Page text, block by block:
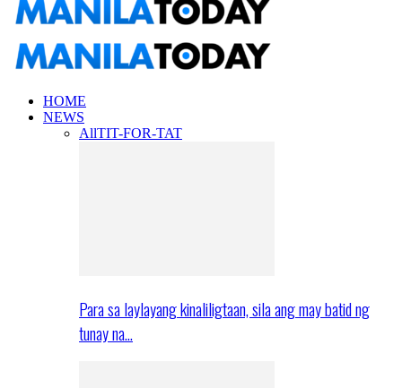
HOME
NEWS
AllTIT-FOR-TAT
Para sa laylayang kinaliligtaan, sila ang may batid ng
tunay na…